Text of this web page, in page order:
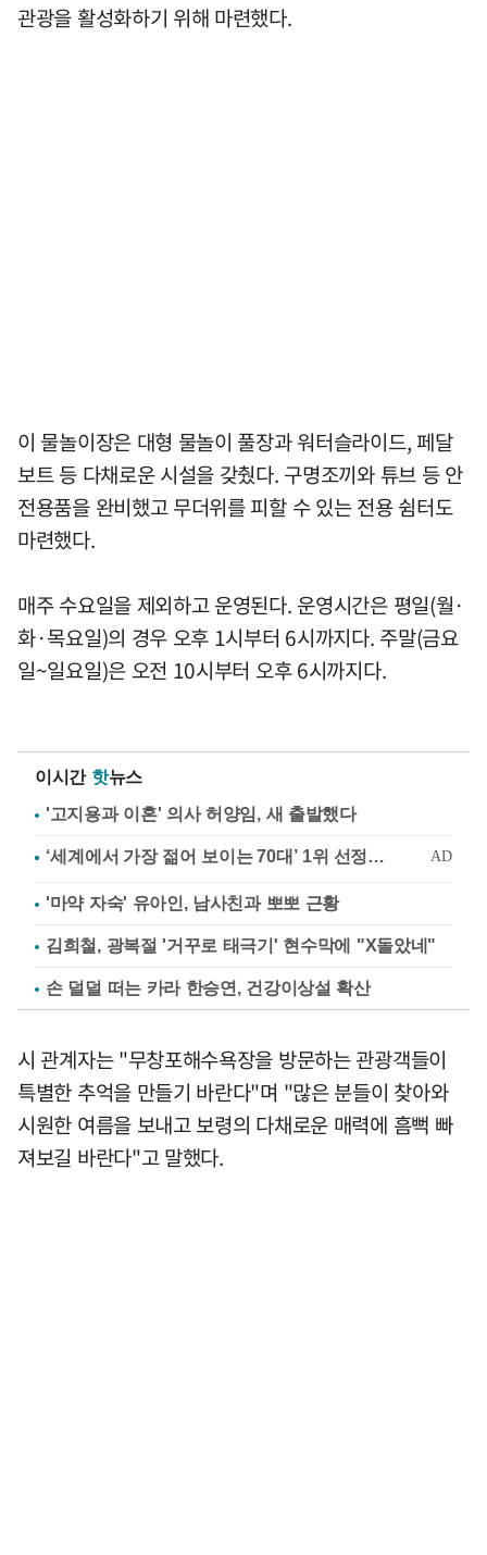
관광을 활성화하기 위해 마련했다.
이 물놀이장은 대형 물놀이 풀장과 워터슬라이드, 페달
보트 등 다채로운 시설을 갖췄다. 구명조끼와 튜브 등 안
전용품을 완비했고 무더위를 피할 수 있는 전용 쉼터도
마련했다.
매주 수요일을 제외하고 운영된다. 운영시간은 평일(월·
화·목요일)의 경우 오후 1시부터 6시까지다. 주말(금요
일~일요일)은 오전 10시부터 오후 6시까지다.
이시간 핫뉴스
'고지용과 이혼' 의사 허양임, 새 출발했다
'마약 자숙' 유아인, 남사친과 뽀뽀 근황
김희철, 광복절 '거꾸로 태극기' 현수막에 "X돌았네"
손 덜덜 떠는 카라 한승연, 건강이상설 확산
시 관계자는 "무창포해수욕장을 방문하는 관광객들이
특별한 추억을 만들기 바란다"며 "많은 분들이 찾아와
시원한 여름을 보내고 보령의 다채로운 매력에 흠뻑 빠
져보길 바란다"고 말했다.